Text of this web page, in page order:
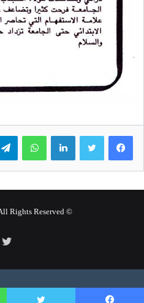
لينكدإن واتساب
© Copyright 2026, All Rights Reserved